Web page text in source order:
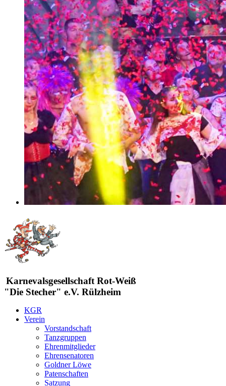
Karnevalsgesellschaft Rot-Weiß
"Die Stecher" e.V. Rülzheim
KGR
Verein
Vorstandschaft
Tanzgruppen
Ehrenmitglieder
Ehrensenatoren
Goldner Löwe
Patenschaften
Satzung